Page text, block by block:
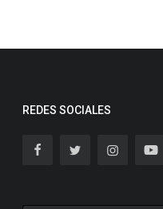
REDES SOCIALES